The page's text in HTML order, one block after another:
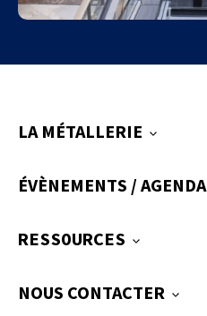
LA MÉTALLERIE
ÉVÈNEMENTS / AGENDA
RESSOURCES
NOUS CONTACTER